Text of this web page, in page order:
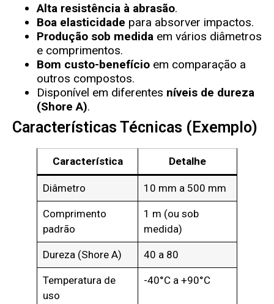
Alta resistência à abrasão.
Boa elasticidade para absorver impactos.
Produção sob medida em vários diâmetros
e comprimentos.
Bom custo-benefício em comparação a
outros compostos.
Disponível em diferentes níveis de dureza
(Shore A).
Características Técnicas (exemplo)
Característica Detalhe
Diâmetro 10 mm a 500 mm
Comprimento
padrão
1 m (ou sob
medida)
Dureza (Shore A) 40 a 80
Temperatura de
uso
-40°C a +90°C